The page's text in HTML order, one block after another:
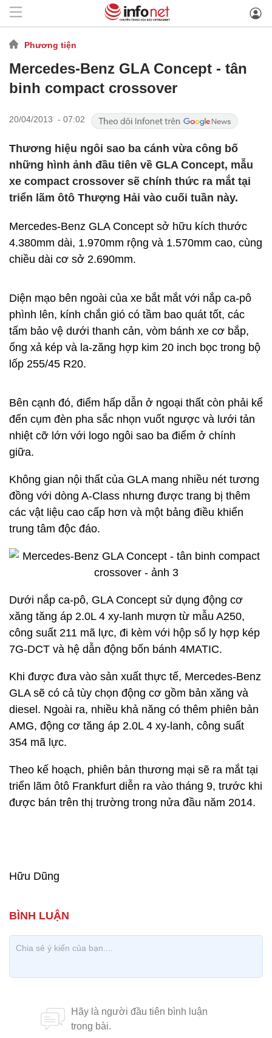
Phương tiện
Mercedes-Benz GLA Concept - tân
binh compact crossover
20/04/2013 - 07:02
Thương hiệu ngôi sao ba cánh vừa công bố
những hình ảnh đầu tiên về GLA Concept, mẫu
xe compact crossover sẽ chính thức ra mắt tại
triển lãm ôtô Thượng Hải vào cuối tuần này.
Mercedes-Benz GLA Concept sở hữu kích thước
4.380mm dài, 1.970mm rộng và 1.570mm cao, cùng
chiều dài cơ sở 2.690mm.
Diện mạo bên ngoài của xe bắt mắt với nắp ca-pô
phình lên, kính chắn gió có tầm bao quát tốt, các
tấm bảo vệ dưới thanh cản, vòm bánh xe cơ bắp,
ống xả kép và la-zăng hợp kim 20 inch bọc trong bộ
lốp 255/45 R20.
Bên cạnh đó, điểm hấp dẫn ở ngoại thất còn phải kể
đến cụm đèn pha sắc nhọn vuốt ngược và lưới tản
nhiệt cỡ lớn với logo ngôi sao ba điểm ở chính
giữa.
Không gian nội thất của GLA mang nhiều nét tương
đồng với dòng A-Class nhưng được trang bị thêm
các vật liệu cao cấp hơn và một bảng điều khiển
trung tâm độc đáo.
Dưới nắp ca-pô, GLA Concept sử dụng động cơ
xăng tăng áp 2.0L 4 xy-lanh mượn từ mẫu A250,
công suất 211 mã lực, đi kèm với hộp số ly hợp kép
7G-DCT và hệ dẫn động bốn bánh 4MATIC.
Khi được đưa vào sản xuất thực tế, Mercedes-Benz
GLA sẽ có cả tùy chọn động cơ gồm bản xăng và
diesel. Ngoài ra, nhiều khả năng có thêm phiên bản
AMG, động cơ tăng áp 2.0L 4 xy-lanh, công suất
354 mã lực.
Theo kế hoạch, phiên bản thương mại sẽ ra mắt tại
triển lãm ôtô Frankfurt diễn ra vào tháng 9, trước khi
được bán trên thị trường trong nửa đầu năm 2014.
Hữu Dũng